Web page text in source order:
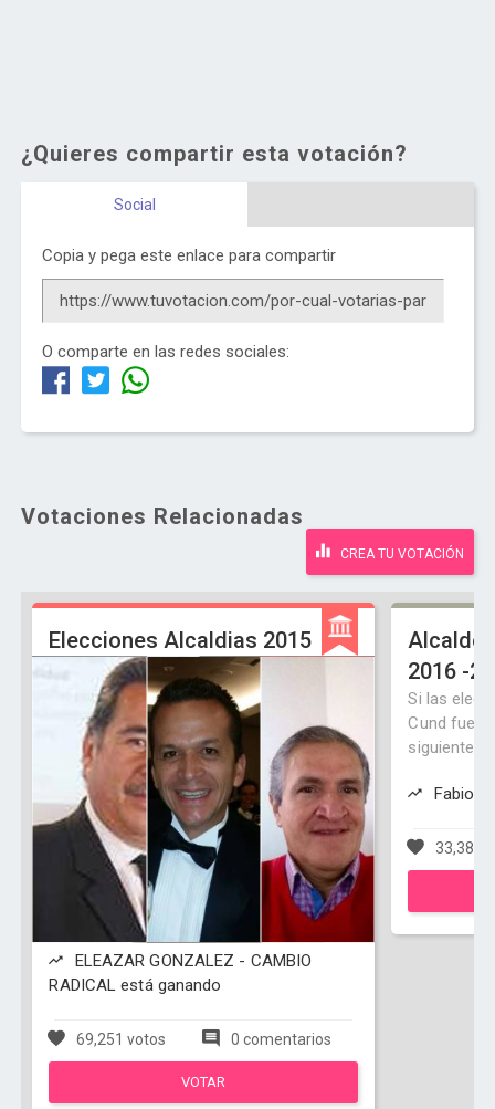
¿Quieres compartir esta votación?
Social
Copia y pega este enlace para compartir
O comparte en las redes sociales:
Votaciones Relacionadas
CREA TU VOTACIÓN
Elecciones Alcaldias 2015
ELEAZAR GONZALEZ - CAMBIO
RADICAL está ganando
69,251 votos 0 comentarios
VOTAR
Alcalde
2016 -
Si las
Cund
siguientes
Fabio
33,384